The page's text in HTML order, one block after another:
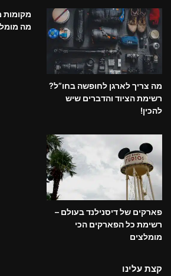
מה צריך לארגן לחופשה בחו”ל?
רשימת הציוד והדברים שיש
להכין!
מקומות
מה
פארקים של דיסנילנד בעולם –
רשימת כל הפארקים הכי
מומלצים
קצת עלינו